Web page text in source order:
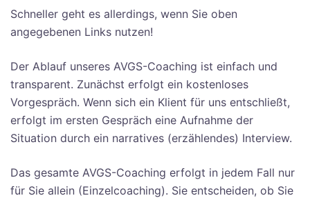
Schneller geht es allerdings, wenn Sie oben
angegebenen Links nutzen!
Der Ablauf unseres AVGS-Coaching ist einfach und
transparent. Zunächst erfolgt ein kostenloses
Vorgespräch. Wenn sich ein Klient für uns entschließt,
erfolgt im ersten Gespräch eine Aufnahme der
Situation durch ein narratives (erzählendes) Interview.
Das gesamte AVGS-Coaching erfolgt in jedem Fall nur
für Sie allein (Einzelcoaching). Sie entscheiden, ob Sie